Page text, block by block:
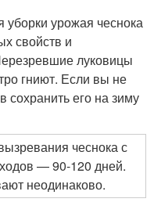
урожая чеснока
свойств и
луковицы
гниют. Если вы не
сохранить его на зиму
чеснока с
— 90-120 дней.
неодинаково.